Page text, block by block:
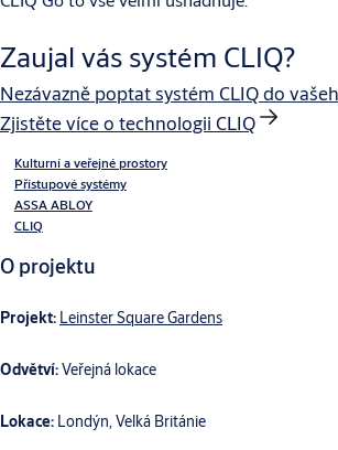
Zaujal vás systém CLIQ?
Nezávazně poptat systém CLIQ do
Zjistěte více o technologii CLIQ
Kulturní a veřejné prostory
Přístupové systémy
ASSA ABLOY
CLIQ
O projektu
Projekt: Leinster Square Gardens
Odvětví:Veřejná lokace
Lokace: Londýn, Velká Británie